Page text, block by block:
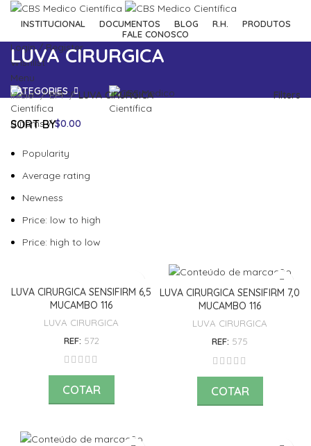
INSTITUCIONAL DOCUMENTOS BLOG R.H.
PRODUTOS
FALE CONOSCO
Login / Register
Wishlist
Menu
0items / $0.00
LUVA CIRURGICA
CATEGORIES
Início EPI LUVA CIRURGICA Filters
SORT BY
Popularity
Average rating
Newness
Price: low to high
Price: high to low
LUVA CIRURGICA SENSIFIRM 6,5
MUCAMBO 116
LUVA CIRURGICA
REF: 572
COTAR
LUVA CIRURGICA SENSIFIRM 7,0
MUCAMBO 116
LUVA CIRURGICA
REF: 575
COTAR